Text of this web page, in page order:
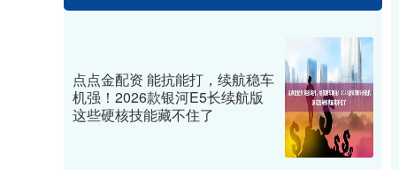
点点金配资 能抗能打，续航稳车
机强！2026款银河E5长续航版
这些硬核技能藏不住了